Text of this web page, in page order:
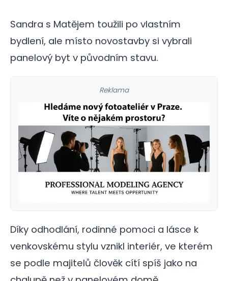
Sandra s Matějem toužili po vlastním
bydlení, ale místo novostavby si vybrali
panelový byt v původním stavu.
Reklama
Díky odhodlání, rodinné pomoci a lásce k
venkovskému stylu vznikl interiér, ve kterém
se podle majitelů člověk cítí spíš jako na